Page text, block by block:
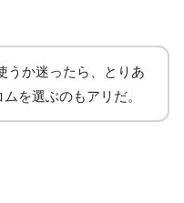
うか迷ったら、とりあ
を選ぶのもアリだ。